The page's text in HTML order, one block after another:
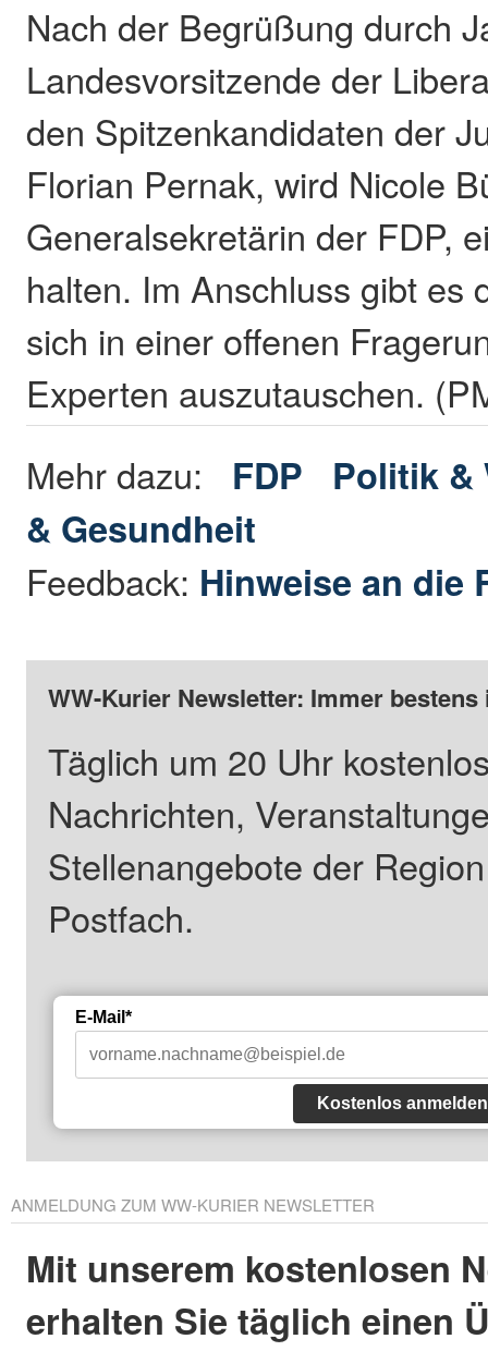
Nach der Begrüßung durch
Landesvorsitzende der
den Spitzenkandidaten der
Florian Pernak, wird Nicole
Generalsekretärin der FDP,
halten. Im Anschluss gibt es
sich in einer offenen
Experten auszutauschen.
Mehr dazu: FDP
Politik &
& Gesundheit
Feedback: Hinweise an die
WW-Kurier Newsletter: Immer
Täglich um 20 Uhr
Nachrichten,
Stellenangebote der
Postfach.
E-Mail*
Kostenlos anmelden
ANMELDUNG ZUM WW-KURIER NEWSLETTER
Mit unserem kostenlosen
erhalten Sie täglich einen